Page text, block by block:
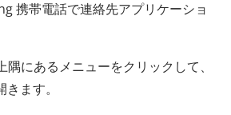
携帯電話で連絡先アプリケーショ
隅にあるメニューをクリックして、
ます。